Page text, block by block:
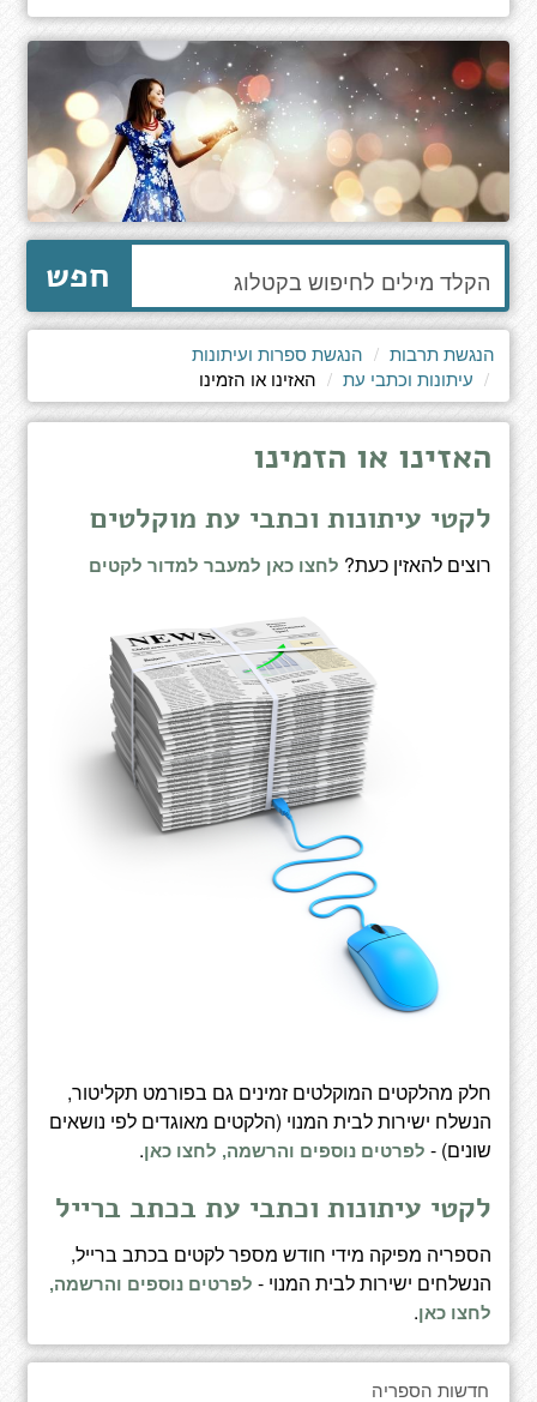
הקלד
מילים
לחיפוש
באתר
חפש
הנגשת תרבות
הנגשת ספרות ועיתונות
עיתונות וכתבי עת
האזינו או הזמינו
האזינו או הזמינו
לקטי עיתונות וכתבי עת מוקלטים
רוצים להאזין כעת? לחצו כאן למעבר למדור לקטים
חלק מהלקטים המוקלטים זמינים גם בפורמט תקליטור,
הנשלח ישירות לבית המנוי (הלקטים מאוגדים לפי נושאים
שונים) - לפרטים נוספים והרשמה, לחצו כאן.
לקטי עיתונות וכתבי עת בכתב ברייל
הספריה מפיקה מידי חודש מספר לקטים בכתב ברייל,
הנשלחים ישירות לבית המנוי - לפרטים נוספים והרשמה,
לחצו כאן.
חדשות הספריה